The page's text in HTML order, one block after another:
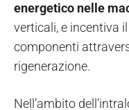
energetico nelle
verticali, e incentiva
componenti
rigenerazione.
Nell’ambito